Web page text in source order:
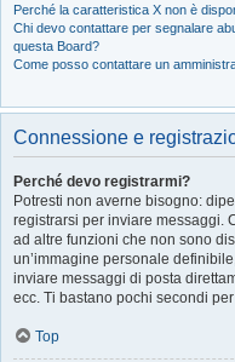
Perché la caratteristica X non è
Chi devo contattare per segnalare
questa Board?
Come posso contattare un
Connessione e
Perché devo registrarmi?
Potresti non averne bisogno:
registrarsi per inviare messaggi.
ad altre funzioni che non sono
un’immagine personale
inviare messaggi di posta
ecc. Ti bastano pochi secondi
Top